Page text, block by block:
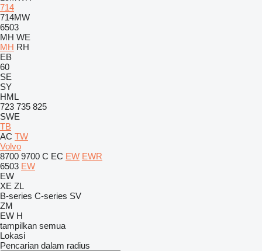
714
714MW
6503
MH WE
MH RH
EB
60
SE
SY
HML
723 735 825
SWE
TB
AC TW
Volvo
8700 9700 C EC EW EWR
6503 EW
EW
XE ZL
B-series C-series SV
ZM
EW H
tampilkan semua
Lokasi
Pencarian dalam radius